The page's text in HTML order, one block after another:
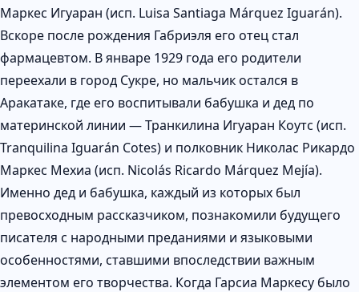
Маркес Игуаран (исп. Luisa Santiaga Márquez Iguarán).
Вскоре после рождения Габриэля его отец стал
фармацевтом. В январе 1929 года его родители
переехали в город Сукре, но мальчик остался в
Аракатаке, где его воспитывали бабушка и дед по
материнской линии — Транкилина Игуаран Коутс (исп.
Tranquilina Iguarán Cotes) и полковник Николас Рикардо
Маркес Мехиа (исп. Nicolás Ricardo Márquez Mejía).
Именно дед и бабушка, каждый из которых был
превосходным рассказчиком, познакомили будущего
писателя с народными преданиями и языковыми
особенностями, ставшими впоследствии важным
элементом его творчества. Когда Гарсиа Маркесу было